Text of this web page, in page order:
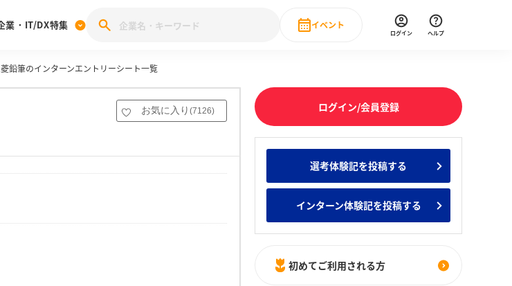
考体験記投稿キャンペーン
企業就職ブランド調査
みんなの新卒就職人気企業ランキング みんなのインターン人気企業ランキ
業・IT/DX特集
28卒 IT・DX現場社員インタビュー
イベント
直近のイベント一覧
ログイン ヘルプ
鉛筆のインターンエントリーシート一覧
お気に入り (7126)
ログイン/会員登録
選考体験記を投稿する
インターン体験記を投稿する
初めてご利用される方